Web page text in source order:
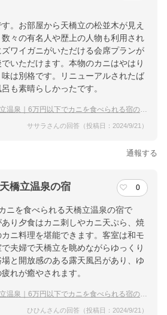
。お部屋から天橋立の松並木が見え
々の有名人や歴上の人物も利用され
ワイガニがいただける会席プランが
いただけます。本物のカニはやはり
は別格です。リニューアルされたば
も素晴らしかったです。
温泉｜6万円以下でカニを食べられる宿のおすすめは？
ササラさんの回答（投稿日：2024/9/21）
通報する
橋立温泉の宿 0
ニを食べられる天橋立温泉の宿で
り夕食はカニ刺しやカニ天ぷら、焼
ニ料理を堪能できます。客室は和モ
夫婦で天橋立を眺めながらゆっくり
と開放感のある露天風呂があり、ゆ
れが癒やされます。
温泉｜6万円以下でカニを食べられる宿のおすすめは？
ひひんさんの回答（投稿日：2024/9/21）